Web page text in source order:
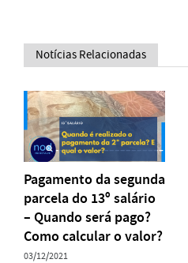
Notícias Relacionadas
Pagamento da segunda
parcela do 13º salário
– Quando será pago?
Como calcular o valor?
03/12/2021